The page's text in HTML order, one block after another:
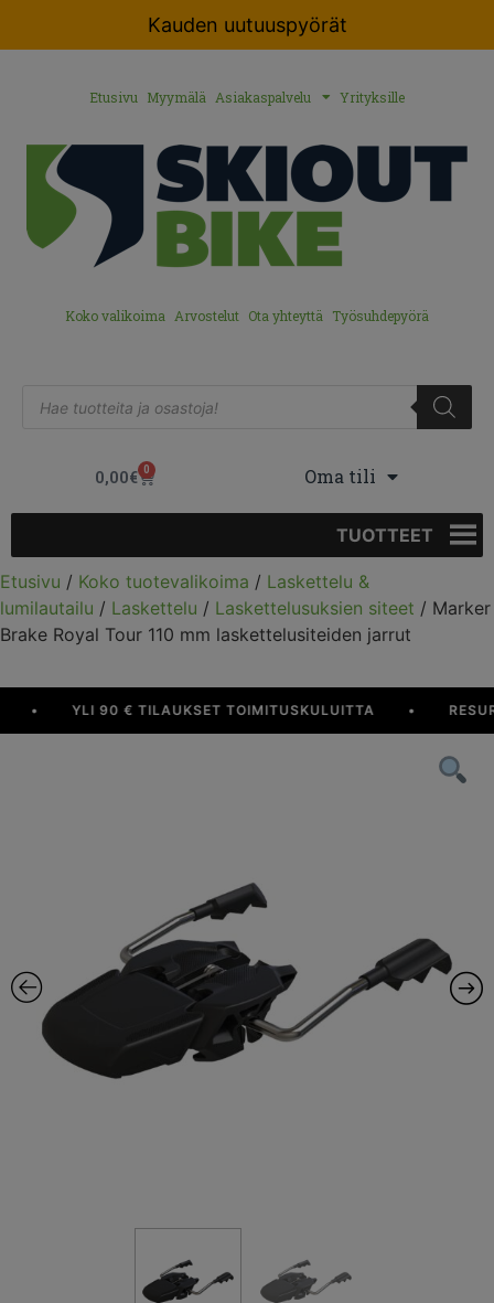
Kauden uutuuspyörät
Etusivu Myymälä Asiakaspalvelu Yrityksille
Koko valikoima Arvostelut Ota yhteyttä Työsuhdepyörä
0,00€ 0 Oma tili
TUOTTEET
Etusivu / Koko tuotevalikoima / Laskettelu &
lumilautailu / Laskettelu / Laskettelusuksien siteet / Marker
Brake Royal Tour 110 mm laskettelusiteiden jarrut
YLI 90 € TILAUKSET TOIMITUSKULUITTA